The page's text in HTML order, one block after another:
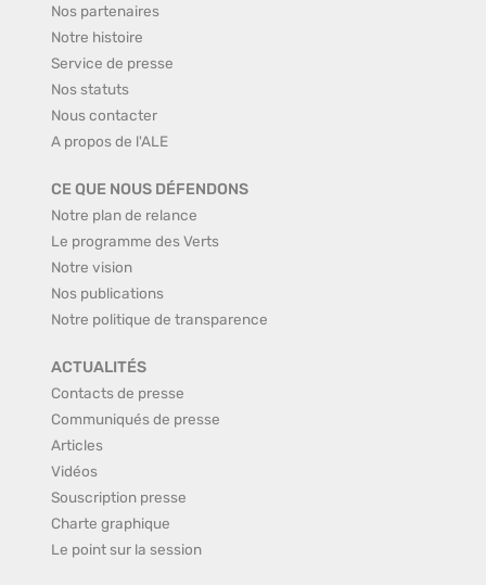
Nos partenaires
Notre histoire
Service de presse
Nos statuts
Nous contacter
A propos de l'ALE
CE QUE NOUS DÉFENDONS
Notre plan de relance
Le programme des Verts
Notre vision
Nos publications
Notre politique de transparence
ACTUALITÉS
Contacts de presse
Communiqués de presse
Articles
Vidéos
Souscription presse
Charte graphique
Le point sur la session